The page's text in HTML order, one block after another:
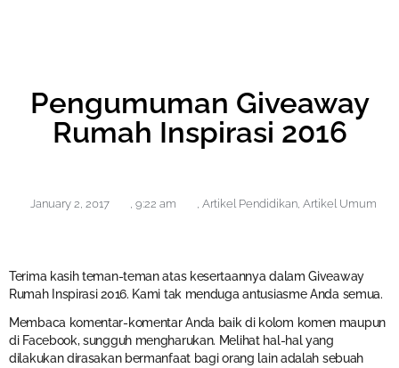
Pengumuman Giveaway
Rumah Inspirasi 2016
January 2, 2017 , 9:22 am , Artikel Pendidikan, Artikel Umum
Terima kasih teman-teman atas kesertaannya dalam Giveaway
Rumah Inspirasi 2016. Kami tak menduga antusiasme Anda semua.
Membaca komentar-komentar Anda baik di kolom komen maupun
di Facebook, sungguh mengharukan. Melihat hal-hal yang
dilakukan dirasakan bermanfaat bagi orang lain adalah sebuah